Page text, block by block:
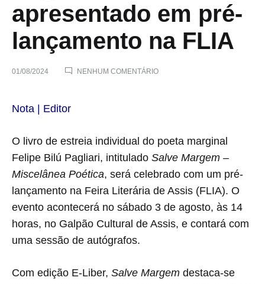
apresentado em pré-
lançamento na FLIA
01/08/2024 NENHUM COMENTÁRIOEM
FELIPE
BILÚ
SERÁ
APRESENTADO
PRÉ-
LANÇAMENTO
‘Salve
Margem
–
Miscelânea
Poética’
de
Felipe
Nota | Editor
O livro de estreia individual do poeta marginal
Felipe Bilú Pagliari, intitulado Salve Margem –
Miscelânea Poética, será celebrado com um pré-
lançamento na Feira Literária de Assis (FLIA). O
evento acontecerá no sábado 3 de agosto, às 14
horas, no Galpão Cultural de Assis, e contará com
uma sessão de autógrafos.
Com edição E-Liber, Salve Margem destaca-se